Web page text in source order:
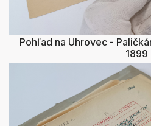
Pohľad na Uhrovec -
1899